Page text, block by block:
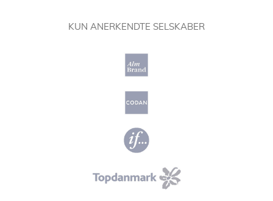
KUN ANERKENDTE SELSKABER